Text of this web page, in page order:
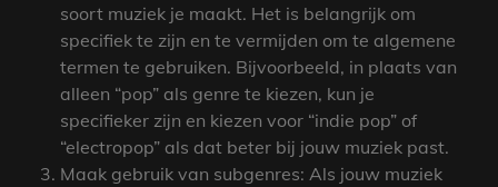
soort muziek je maakt. Het is belangrijk om
specifiek te zijn en te vermijden om te algemene
termen te gebruiken. Bijvoorbeeld, in plaats van
alleen “pop” als genre te kiezen, kun je
specifieker zijn en kiezen voor “indie pop” of
“electropop” als dat beter bij jouw muziek past.
Maak gebruik van subgenres: Als jouw muziek